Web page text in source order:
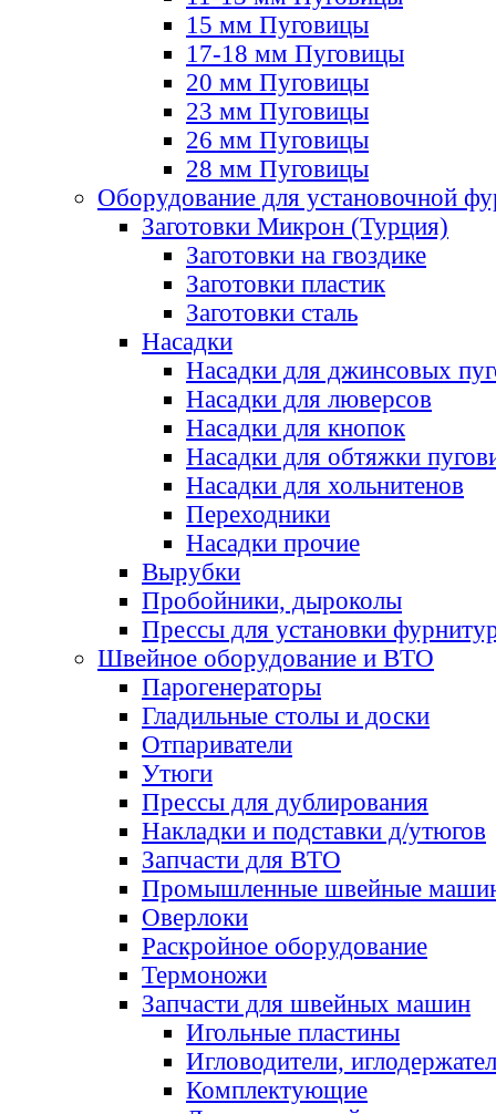
15 мм Пуговицы
17-18 мм Пуговицы
20 мм Пуговицы
23 мм Пуговицы
26 мм Пуговицы
28 мм Пуговицы
Оборудование для установочной
Заготовки Микрон (Турция)
Заготовки на гвоздике
Заготовки пластик
Заготовки сталь
Насадки
Насадки для джинсовых
Насадки для люверсов
Насадки для кнопок
Насадки для обтяжки
Насадки для хольнитенов
Переходники
Насадки прочие
Вырубки
Пробойники, дыроколы
Прессы для установки
Швейное оборудование и ВТО
Парогенераторы
Гладильные столы и доски
Отпариватели
Утюги
Прессы для дублирования
Накладки и подставки д/утюгов
Запчасти для ВТО
Промышленные швейные
Оверлоки
Раскройное оборудование
Термоножи
Запчасти для швейных машин
Игольные пластины
Игловодители,
Комплектующие